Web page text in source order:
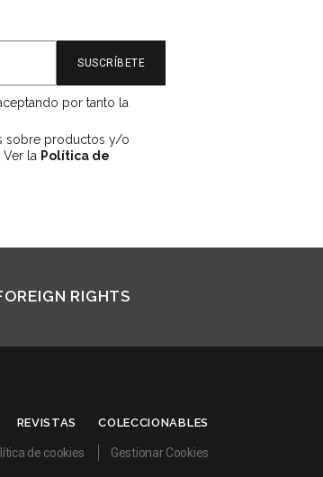
por tanto la
sobre productos y/o
la Política de
RIGHTS
REVISTAS COLECCIONABLES
de cookies Gestionar Cookies